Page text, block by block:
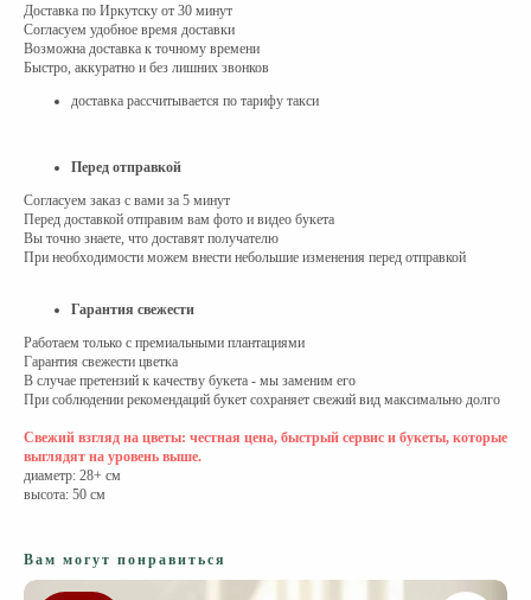
Доставка по Иркутску от 30 минут
Согласуем удобное время доставки
Возможна доставка к точному времени
Быстро, аккуратно и без лишних звонков
доставка рассчитывается по тарифу такси
Перед отправкой
Согласуем заказ с вами за 5 минут
Перед доставкой отправим вам фото и видео букета
Вы точно знаете, что доставят получателю
При необходимости можем внести небольшие изменения перед отправкой
Гарантия свежести
Работаем только с премиальными плантациями
Гарантия свежести цветка
В случае претензий к качеству букета - мы заменим его
При соблюдении рекомендаций букет сохраняет свежий вид максимально долго
Свежий взгляд на цветы: честная цена, быстрый сервис и букеты, которые
выглядят на уровень выше.
диаметр: 28+ см
высота: 50 см
Вам могут понравиться